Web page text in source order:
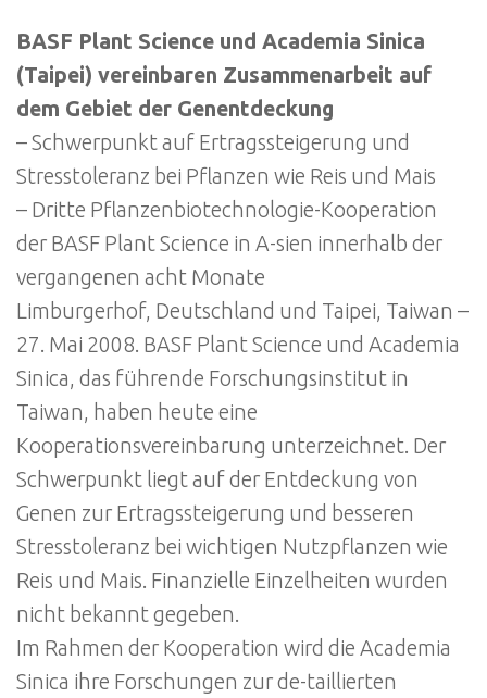
BASF Plant Science und Academia Sinica
(Taipei) vereinbaren Zusammenarbeit auf
dem Gebiet der Genentdeckung
– Schwerpunkt auf Ertragssteigerung und
Stresstoleranz bei Pflanzen wie Reis und Mais
– Dritte Pflanzenbiotechnologie-Kooperation
der BASF Plant Science in A-sien innerhalb der
vergangenen acht Monate
Limburgerhof, Deutschland und Taipei, Taiwan –
27. Mai 2008. BASF Plant Science und Academia
Sinica, das führende Forschungsinstitut in
Taiwan, haben heute eine
Kooperationsvereinbarung unterzeichnet. Der
Schwerpunkt liegt auf der Entdeckung von
Genen zur Ertragssteigerung und besseren
Stresstoleranz bei wichtigen Nutzpflanzen wie
Reis und Mais. Finanzielle Einzelheiten wurden
nicht bekannt gegeben.
Im Rahmen der Kooperation wird die Academia
Sinica ihre Forschungen zur de-taillierten